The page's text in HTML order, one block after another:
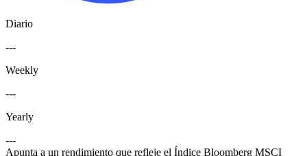
Diario
---
Weekly
---
Yearly
---
Apunta a un rendimiento que refleje el Índice Bloomberg MSCI